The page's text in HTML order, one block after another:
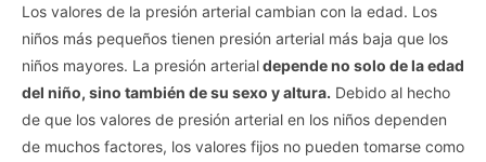
Los valores de la presión arterial cambian con la edad. Los
niños más pequeños tienen presión arterial más baja que los
niños mayores. La presión arterialdepende no solo de la edad
del niño, sino también de su sexo y altura. Debido al hecho
de que los valores de presión arterial en los niños dependen
de muchos factores, los valores fijos no pueden tomarse como